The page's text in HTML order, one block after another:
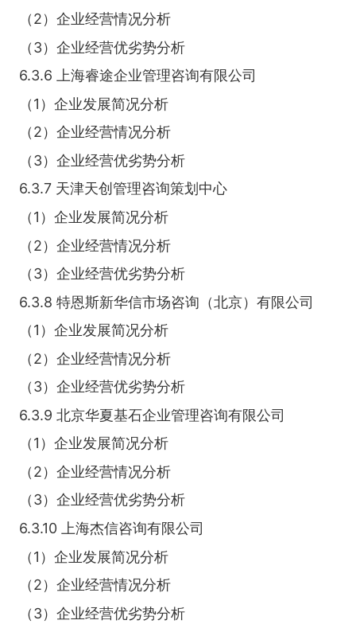
（2）企业经营情况分析
（3）企业经营优劣势分析
6.3.6 上海睿途企业管理咨询有限公司
（1）企业发展简况分析
（2）企业经营情况分析
（3）企业经营优劣势分析
6.3.7 天津天创管理咨询策划中心
（1）企业发展简况分析
（2）企业经营情况分析
（3）企业经营优劣势分析
6.3.8 特恩斯新华信市场咨询（北京）有限公司
（1）企业发展简况分析
（2）企业经营情况分析
（3）企业经营优劣势分析
6.3.9 北京华夏基石企业管理咨询有限公司
（1）企业发展简况分析
（2）企业经营情况分析
（3）企业经营优劣势分析
6.3.10 上海杰信咨询有限公司
（1）企业发展简况分析
（2）企业经营情况分析
（3）企业经营优劣势分析